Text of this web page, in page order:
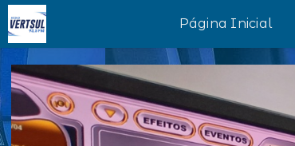
Página Inicial